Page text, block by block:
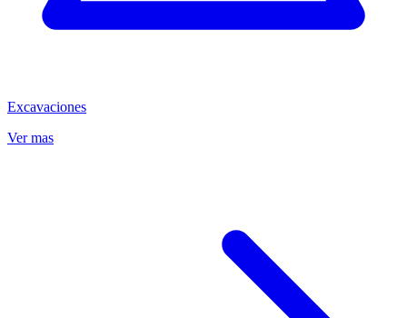
Excavaciones
Ver mas